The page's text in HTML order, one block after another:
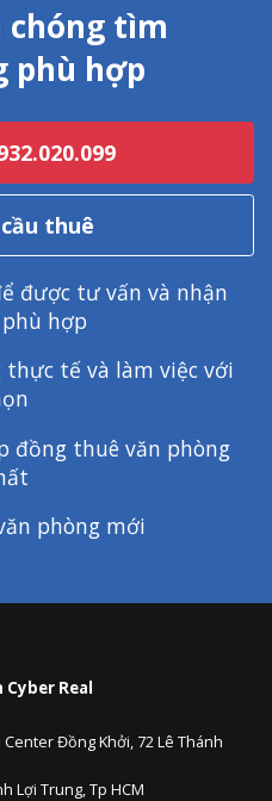
chóng tìm
phù hợp
thuê
được tư vấn và nhận
hợp
thực tế và làm việc với
đồng thuê văn phòng
phòng mới
Real
Center Đồng Khởi, 72 Lê Thánh
Lợi Trung,Tp HCM